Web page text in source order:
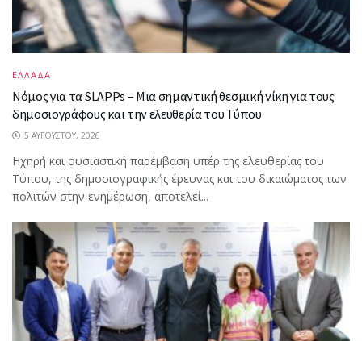
ΕΛΛΑΔΑ
Νόμος για τα SLAPPs – Μια σημαντική θεσμική νίκη για τους
δημοσιογράφους και την ελευθερία του Τύπου
5 ΑΥΓΟΎΣΤΟΥ, 2026
Ηχηρή και ουσιαστική παρέμβαση υπέρ της ελευθερίας του
Τύπου, της δημοσιογραφικής έρευνας και του δικαιώματος των
πολιτών στην ενημέρωση, αποτελεί...